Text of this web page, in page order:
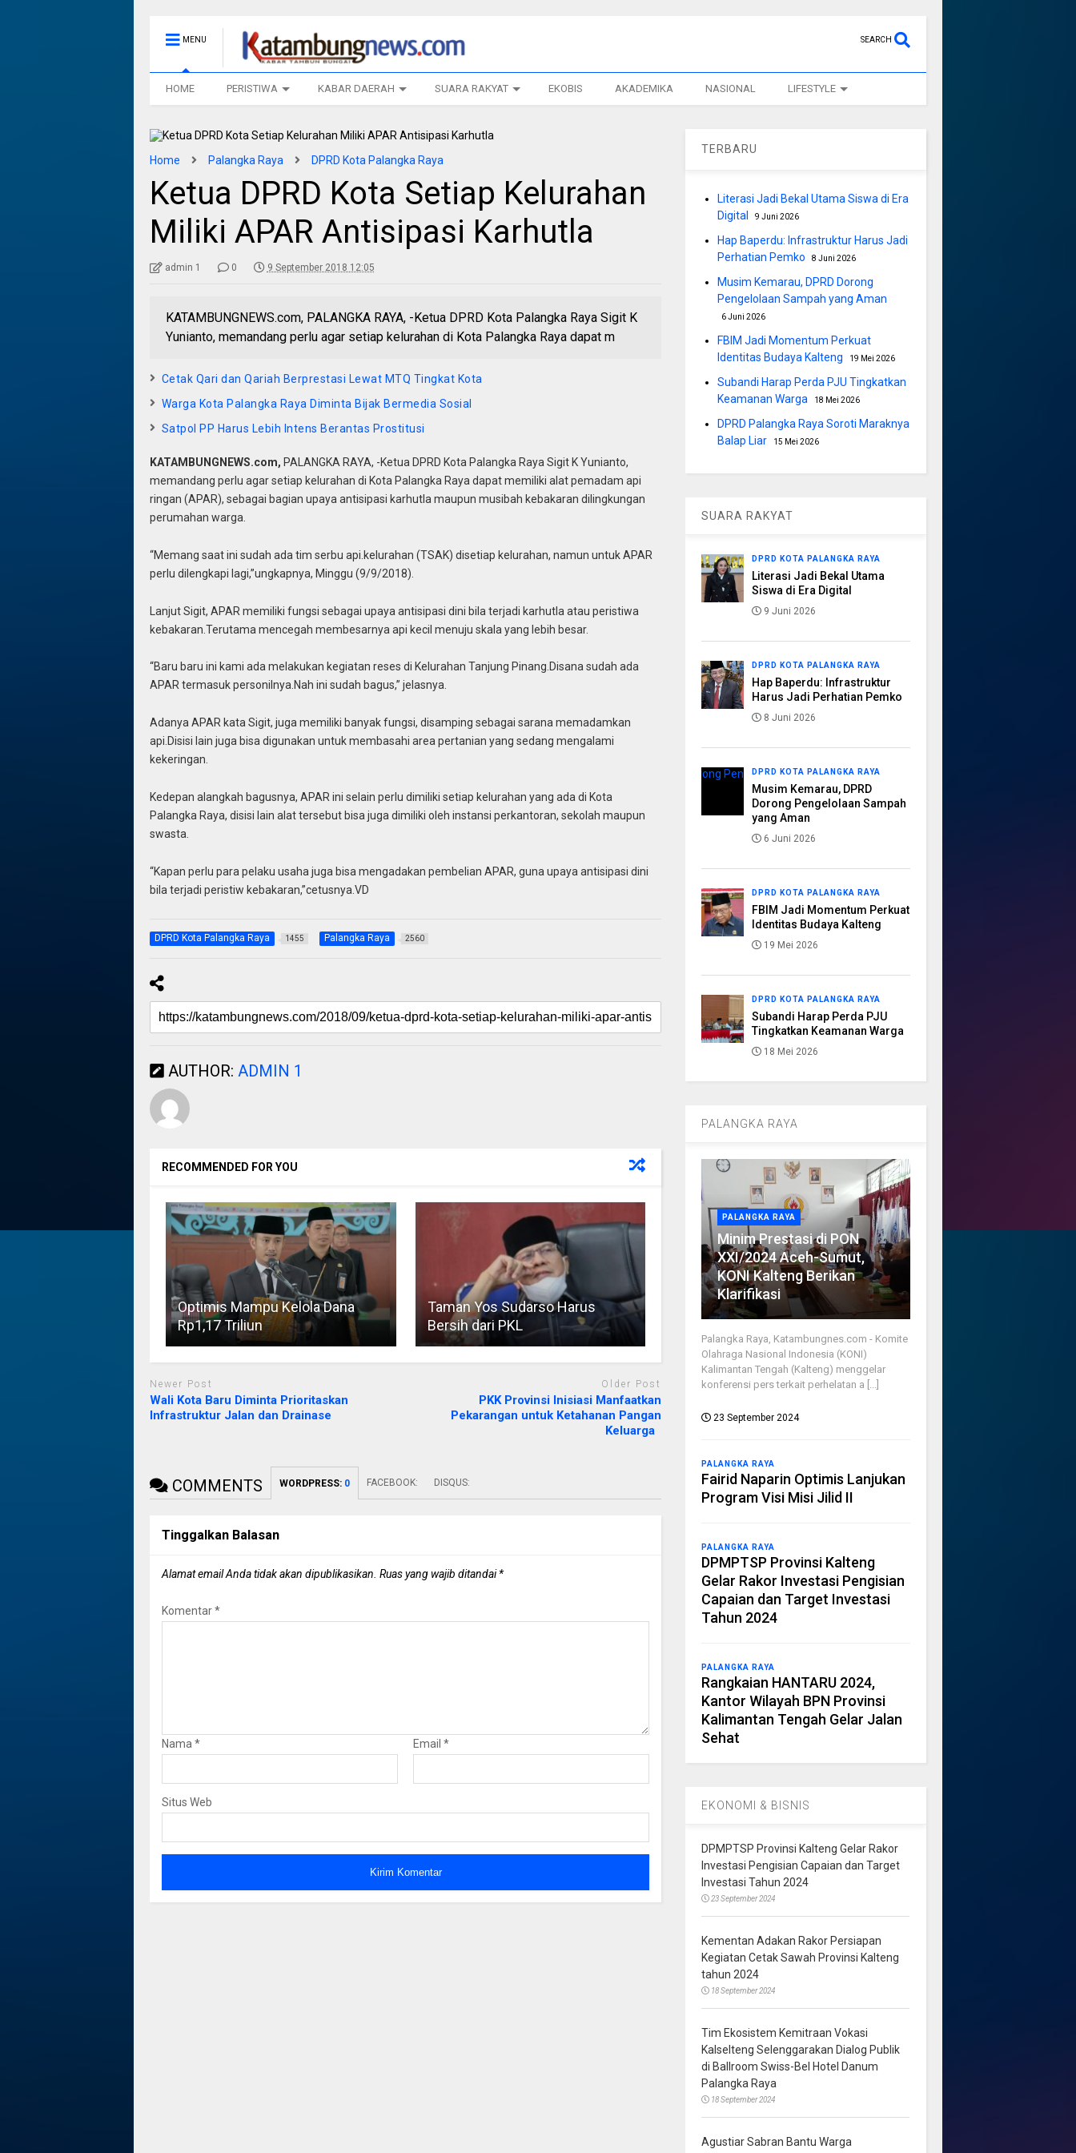
MENU SEARCH
HOME PERISTIWA KABAR DAERAH SUARA RAKYAT EKOBIS AKADEMIKA NASIONAL LIFESTYLE
Home Palangka Raya DPRD Kota Palangka Raya
Ketua DPRD Kota Setiap Kelurahan
Miliki APAR Antisipasi Karhutla
admin 1 0 9 September 2018 12:05
KATAMBUNGNEWS.com, PALANGKA RAYA, -Ketua DPRD Kota Palangka Raya Sigit K
Yunianto, memandang perlu agar setiap kelurahan di Kota Palangka Raya dapat m
Cetak Qari dan Qariah Berprestasi Lewat MTQ Tingkat Kota
Warga Kota Palangka Raya Diminta Bijak Bermedia Sosial
Satpol PP Harus Lebih Intens Berantas Prostitusi
KATAMBUNGNEWS.com, PALANGKA RAYA, -Ketua DPRD Kota Palangka Raya Sigit K Yunianto,
memandang perlu agar setiap kelurahan di Kota Palangka Raya dapat memiliki alat pemadam api
ringan (APAR), sebagai bagian upaya antisipasi karhutla maupun musibah kebakaran dilingkungan
perumahan warga.
“Memang saat ini sudah ada tim serbu api.kelurahan (TSAK) disetiap kelurahan, namun untuk APAR
perlu dilengkapi lagi,”ungkapnya, Minggu (9/9/2018).
Lanjut Sigit, APAR memiliki fungsi sebagai upaya antisipasi dini bila terjadi karhutla atau peristiwa
kebakaran.Terutama mencegah membesarnya api kecil menuju skala yang lebih besar.
“Baru baru ini kami ada melakukan kegiatan reses di Kelurahan Tanjung Pinang.Disana sudah ada
APAR termasuk personilnya.Nah ini sudah bagus,” jelasnya.
Adanya APAR kata Sigit, juga memiliki banyak fungsi, disamping sebagai sarana memadamkan
api.Disisi lain juga bisa digunakan untuk membasahi area pertanian yang sedang mengalami
kekeringan.
Kedepan alangkah bagusnya, APAR ini selain perlu dimiliki setiap kelurahan yang ada di Kota
Palangka Raya, disisi lain alat tersebut bisa juga dimiliki oleh instansi perkantoran, sekolah maupun
swasta.
“Kapan perlu para pelaku usaha juga bisa mengadakan pembelian APAR, guna upaya antisipasi dini
bila terjadi peristiw kebakaran,”cetusnya.VD
DPRD Kota Palangka Raya 1455 Palangka Raya 2560
AUTHOR: ADMIN 1
RECOMMENDED FOR YOU
Optimis Mampu Kelola Dana
Rp1,17 Triliun
Taman Yos Sudarso Harus
Bersih dari PKL
Newer Post
Wali Kota Baru Diminta Prioritaskan
Infrastruktur Jalan dan Drainase
Older Post
PKK Provinsi Inisiasi Manfaatkan
Pekarangan untuk Ketahanan Pangan
Keluarga
COMMENTS WORDPRESS: 0 FACEBOOK: DISQUS:
Tinggalkan Balasan
Alamat email Anda tidak akan dipublikasikan. Ruas yang wajib ditandai*
Komentar*
Nama* Email *
Situs Web
TERBARU
Literasi Jadi Bekal Utama Siswa di Era
Digital
9 Juni 2026
Hap Baperdu: Infrastruktur Harus Jadi
Perhatian Pemko
8 Juni 2026
Musim Kemarau, DPRD Dorong
Pengelolaan Sampah yang Aman
6 Juni 2026
FBIM Jadi Momentum Perkuat
Identitas Budaya Kalteng
19 Mei 2026
Subandi Harap Perda PJU Tingkatkan
Keamanan Warga
18 Mei 2026
DPRD Palangka Raya Soroti Maraknya
Balap Liar
15 Mei 2026
SUARA RAKYAT
DPRD KOTA PALANGKA RAYA
Literasi Jadi Bekal Utama
Siswa di Era Digital
9 Juni 2026
DPRD KOTA PALANGKA RAYA
Hap Baperdu: Infrastruktur
Harus Jadi Perhatian Pemko
8 Juni 2026
DPRD KOTA PALANGKA RAYA
Musim Kemarau, DPRD
Dorong Pengelolaan Sampah
yang Aman
6 Juni 2026
DPRD KOTA PALANGKA RAYA
FBIM Jadi Momentum Perkuat
Identitas Budaya Kalteng
19 Mei 2026
DPRD KOTA PALANGKA RAYA
Subandi Harap Perda PJU
Tingkatkan Keamanan Warga
18 Mei 2026
PALANGKA RAYA
PALANGKA RAYA
Minim Prestasi di PON
XXI/2024 Aceh-Sumut,
KONI Kalteng Berikan
Klarifikasi
Palangka Raya, Katambungnes.com - Komite
Olahraga Nasional Indonesia (KONI)
Kalimantan Tengah (Kalteng) menggelar
konferensi pers terkait perhelatan a [...]
23 September 2024
PALANGKA RAYA
Fairid Naparin Optimis Lanjukan
Program Visi Misi Jilid II
PALANGKA RAYA
DPMPTSP Provinsi Kalteng
Gelar Rakor Investasi Pengisian
Capaian dan Target Investasi
Tahun 2024
PALANGKA RAYA
Rangkaian HANTARU 2024,
Kantor Wilayah BPN Provinsi
Kalimantan Tengah Gelar Jalan
Sehat
EKONOMI & BISNIS
DPMPTSP Provinsi Kalteng Gelar Rakor
Investasi Pengisian Capaian dan Target
Investasi Tahun 2024
23 September 2024
Kementan Adakan Rakor Persiapan
Kegiatan Cetak Sawah Provinsi Kalteng
tahun 2024
18 September 2024
Tim Ekosistem Kemitraan Vokasi
Kalselteng Selenggarakan Dialog Publik
di Ballroom Swiss-Bel Hotel Danum
Palangka Raya
18 September 2024
Agustiar Sabran Bantu Warga